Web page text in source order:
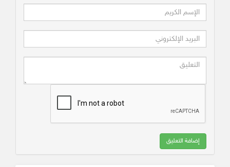
إضافة التعليق